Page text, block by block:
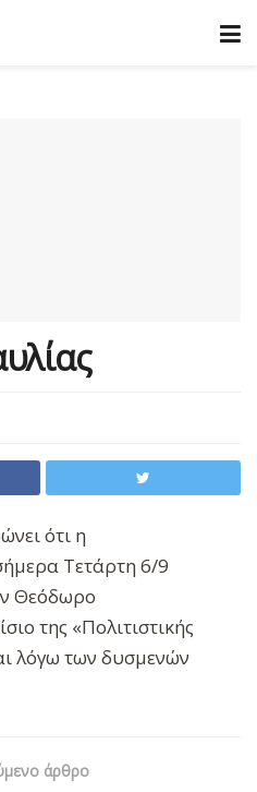
ότι η
Τετάρτη 6/9
Θεόδωρο
της «Πολιτιστικής
λόγω των δυσμενών
άρθρο